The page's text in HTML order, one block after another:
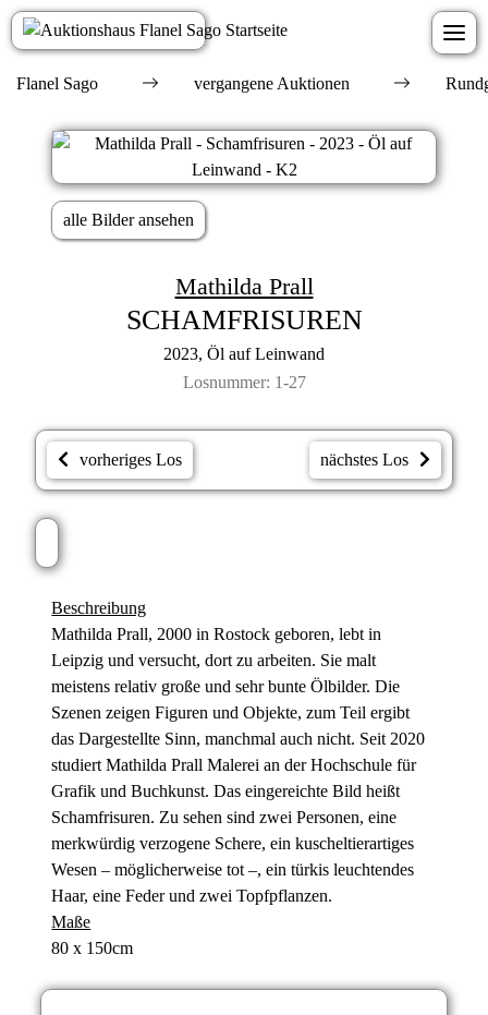
Flanel Sago vergangene Auktionen
alle Bilder ansehen
Mathilda Prall
SCHAMFRISUREN
2023, Öl auf Leinwand
Losnummer: 1-27
vorheriges Los nächstes Los
Beschreibung
Mathilda Prall, 2000 in Rostock geboren, lebt in
Leipzig und versucht, dort zu arbeiten. Sie malt
meistens relativ große und sehr bunte Ölbilder. Die
Szenen zeigen Figuren und Objekte, zum Teil ergibt
das Dargestellte Sinn, manchmal auch nicht. Seit 2020
studiert Mathilda Prall Malerei an der Hochschule für
Grafik und Buchkunst. Das eingereichte Bild heißt
Schamfrisuren. Zu sehen sind zwei Personen, eine
merkwürdig verzogene Schere, ein kuscheltierartiges
Wesen – möglicherweise tot –, ein türkis leuchtendes
Haar, eine Feder und zwei Topfpflanzen.
Maße
80 x 150cm